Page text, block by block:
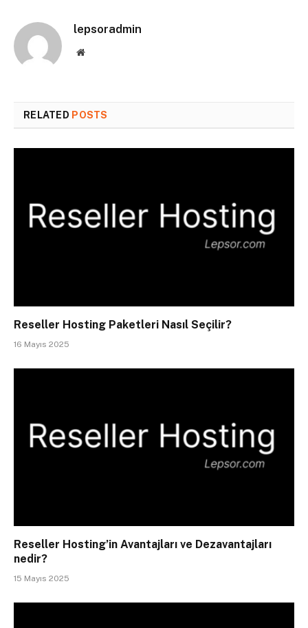
lepsoradmin
Website
RELATED POSTS
Reseller Hosting Paketleri Nasıl Seçilir?
16 Mayıs 2025
Reseller Hosting’in Avantajları ve Dezavantajları
nedir?
15 Mayıs 2025